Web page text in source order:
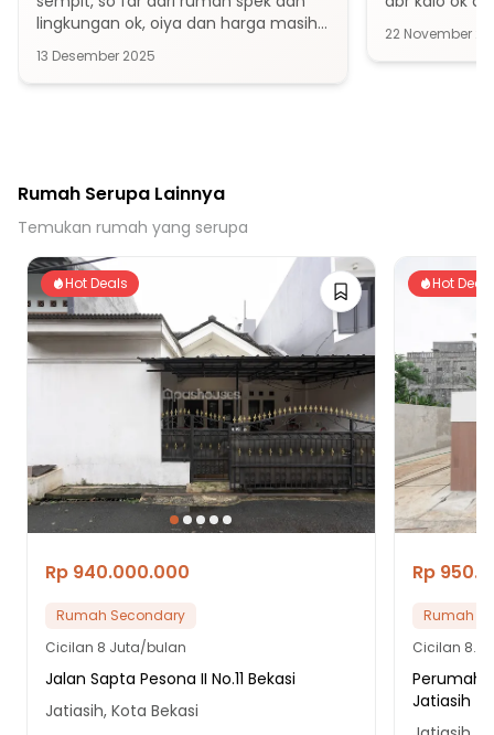
lingkungan ok, oiya dan harga masih
pertimbangan dengan opsi unit
primary dari dia
13 Desember 2025
22 November
Rumah Serupa Lainnya
Temukan rumah yang serupa
Hot Deals
Rp 940.000.000
Rumah Secondary
Cicilan 8 Juta/bulan
Jalan Sapta Pesona II No.11 Bekasi
Jatiasih, Kota Bekasi
Hot Deals
Rp
Rumah
Cicilan 8.1
Jatiasih